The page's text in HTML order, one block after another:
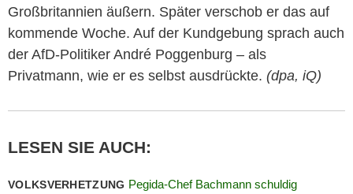
Großbritannien äußern. Später verschob er das auf
kommende Woche. Auf der Kundgebung sprach auch
der AfD-Politiker André Poggenburg – als
Privatmann, wie er es selbst ausdrückte. (dpa, iQ)
LESEN SIE AUCH:
VOLKSVERHETZUNG Pegida-Chef Bachmann schuldig